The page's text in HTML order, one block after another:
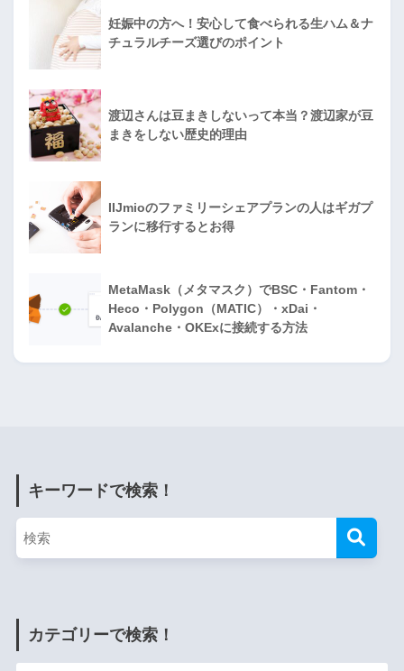
妊娠中の方へ！安心して食べられる生ハム＆ナ
チュラルチーズ選びのポイント
渡辺さんは豆まきしないって本当？渡辺家が豆
まきをしない歴史的理由
IIJmioのファミリーシェアプランの人はギガプ
ランに移行するとお得
MetaMask（メタマスク）でBSC・Fantom・
Heco・Polygon（MATIC）・xDai・
Avalanche・OKExに接続する方法
キーワードで検索！
カテゴリーで検索！